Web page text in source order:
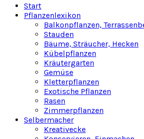
Start
Pflanzenlexikon
Balkonpflanzen,
Stauden
Bäume, Sträucher, Hecken
Kübelpflanzen
Kräutergarten
Gemüse
Kletterpflanzen
Exotische Pflanzen
Rasen
Zimmerpflanzen
Selbermacher
Kreativecke